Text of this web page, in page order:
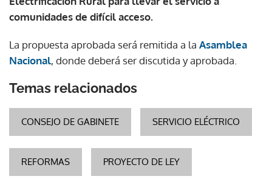
comunidades de difícil acceso.
La propuesta aprobada será remitida a la Asamblea
Nacional, donde deberá ser discutida y aprobada.
Temas relacionados
CONSEJO DE GABINETE SERVICIO ELÉCTRICO
REFORMAS PROYECTO DE LEY